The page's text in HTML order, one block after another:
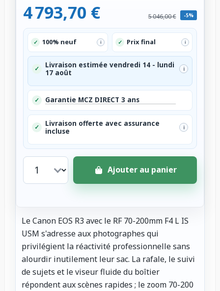
4 793,70 € 5 046,00 € -5%
✓ 100% neuf i ✓ Prix final i
✓
Livraison estimée vendredi 14 - lundi
17 août
i
✓ Garantie MCZ DIRECT 3 ans
✓
Livraison offerte avec assurance
incluse
i
Ajouter au panier
Le Canon EOS R3 avec le RF 70-200mm F4 L IS
USM s'adresse aux photographes qui
privilégient la réactivité professionnelle sans
alourdir inutilement leur sac. La rafale, le suivi
de sujets et le viseur fluide du boîtier
répondent aux scènes rapides ; le zoom 70-200